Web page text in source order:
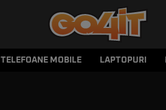
TELEFOANE MOBILE LAPTOPURI